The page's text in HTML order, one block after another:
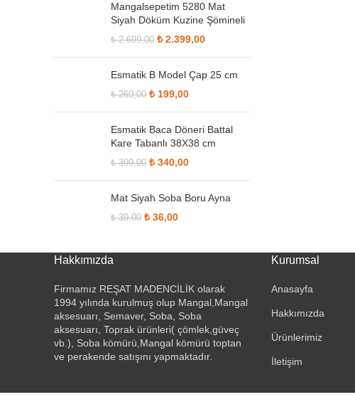
Mangalsepetim 5280 Mat
Siyah Döküm Kuzine Şömineli
₺2.699,00 Orijinal fiyat:
₺ 2.399,00
Esmatik B Model Çap 25 cm
₺269,00 Orijinal fiyat: ₺ 269,00.
₺ 199,00
Esmatik Baca Döneri Battal
Kare Tabanlı 38X38 cm
₺399,00 Orijinal fiyat: ₺ 399,00.
₺ 340,00
Mat Siyah Soba Boru Ayna
₺39,00 Orijinal fiyat: ₺ 39,00.
₺ 36,00
Hakkımızda
Firmamız REŞAT MADENCİLİK olarak
1994 yılında kurulmuş olup Mangal,Mangal
aksesuarı, Semaver, Soba, Soba
aksesuarı, Toprak ürünleri( çömlek,güveç
vb.), Soba kömürü,Mangal kömürü toptan
ve perakende satışını yapmaktadır.
Kurumsal
Anasayfa
Hakkımızda
Ürünlerimiz
İletişim